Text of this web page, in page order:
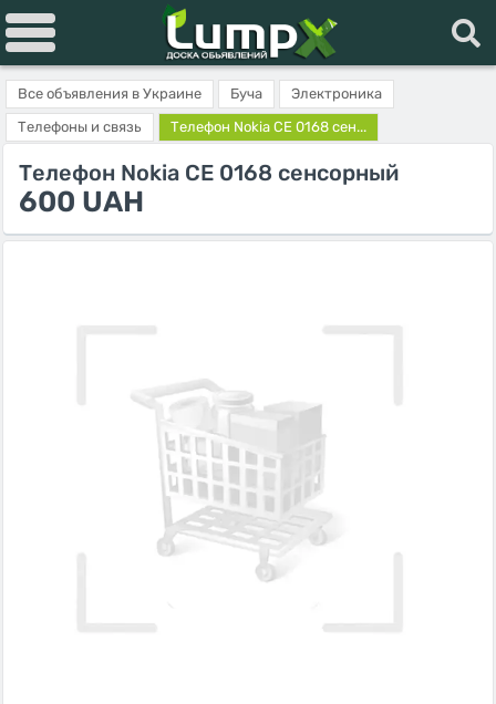
Все объявления в Украине Буча
Электроника
Телефоны и связь
Телефон Nokia CE 0168 сен...
Телефон Nokia CE 0168 сенсорный
600 UAH